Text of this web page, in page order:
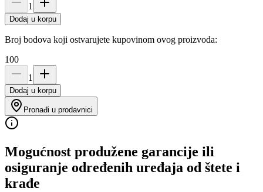
1
Dodaj u korpu
Broj bodova koji ostvarujete kupovinom ovog proizvoda:
100
1
Dodaj u korpu
Pronađi u prodavnici
Mogućnost produžene garancije ili
osiguranje određenih uređaja od štete i
krađe